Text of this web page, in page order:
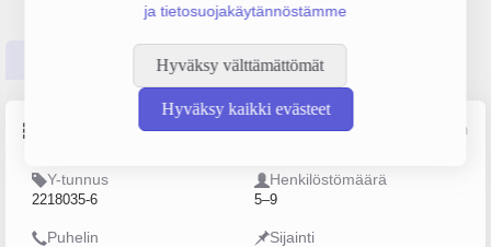
ja tietosuojakäytännöstämme
Hyväksy välttämättömät
Hyväksy kaikki evästeet
Tilinpäätösluvut Päättäjätiedot
Lähde: YTJ, PRH, Traficom
Y-tunnus
2218035-6
Henkilöstömäärä
5–9
Puhelin Sijainti